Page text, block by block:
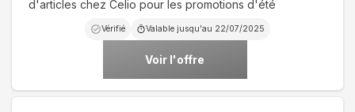
d'articles chez Celio pour les promotions d'été
Vérifié Valable jusqu'au 22/07/2025
Voir l'offre